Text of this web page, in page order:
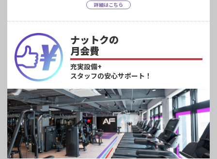
詳細はこちら
ナットクの
月会費
充実設備+
スタッフの安心サポート！